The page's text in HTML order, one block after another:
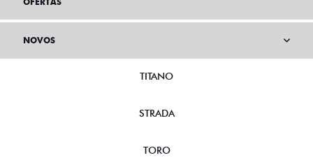
NOVOS
TITANO
STRADA
TORO